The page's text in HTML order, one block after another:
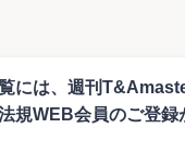
開始した。
でも、新着情報が掲載され
ス」を行ってきたが、今回の
には、週刊
規WEB会員のご登録